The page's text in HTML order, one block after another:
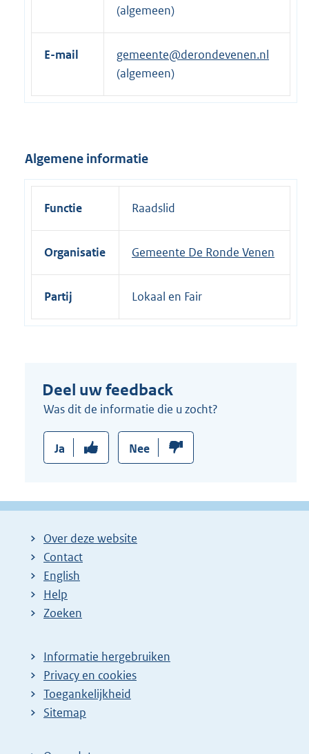
x
t
r
e
n
k
(algemeen)
E-mail
gemeente@derondevenen.nl
(algemeen)
Algemene informatie
Functie Raadslid
Organisatie Gemeente De Ronde Venen
Partij Lokaal en Fair
Deel uw feedback
Was dit de informatie die u zocht?
Ja Nee
Over deze website
Contact
English
Help
Zoeken
Informatie hergebruiken
Privacy en cookies
Toegankelijkheid
Sitemap